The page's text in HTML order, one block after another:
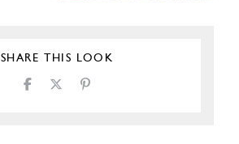
SHARE THIS LOOK